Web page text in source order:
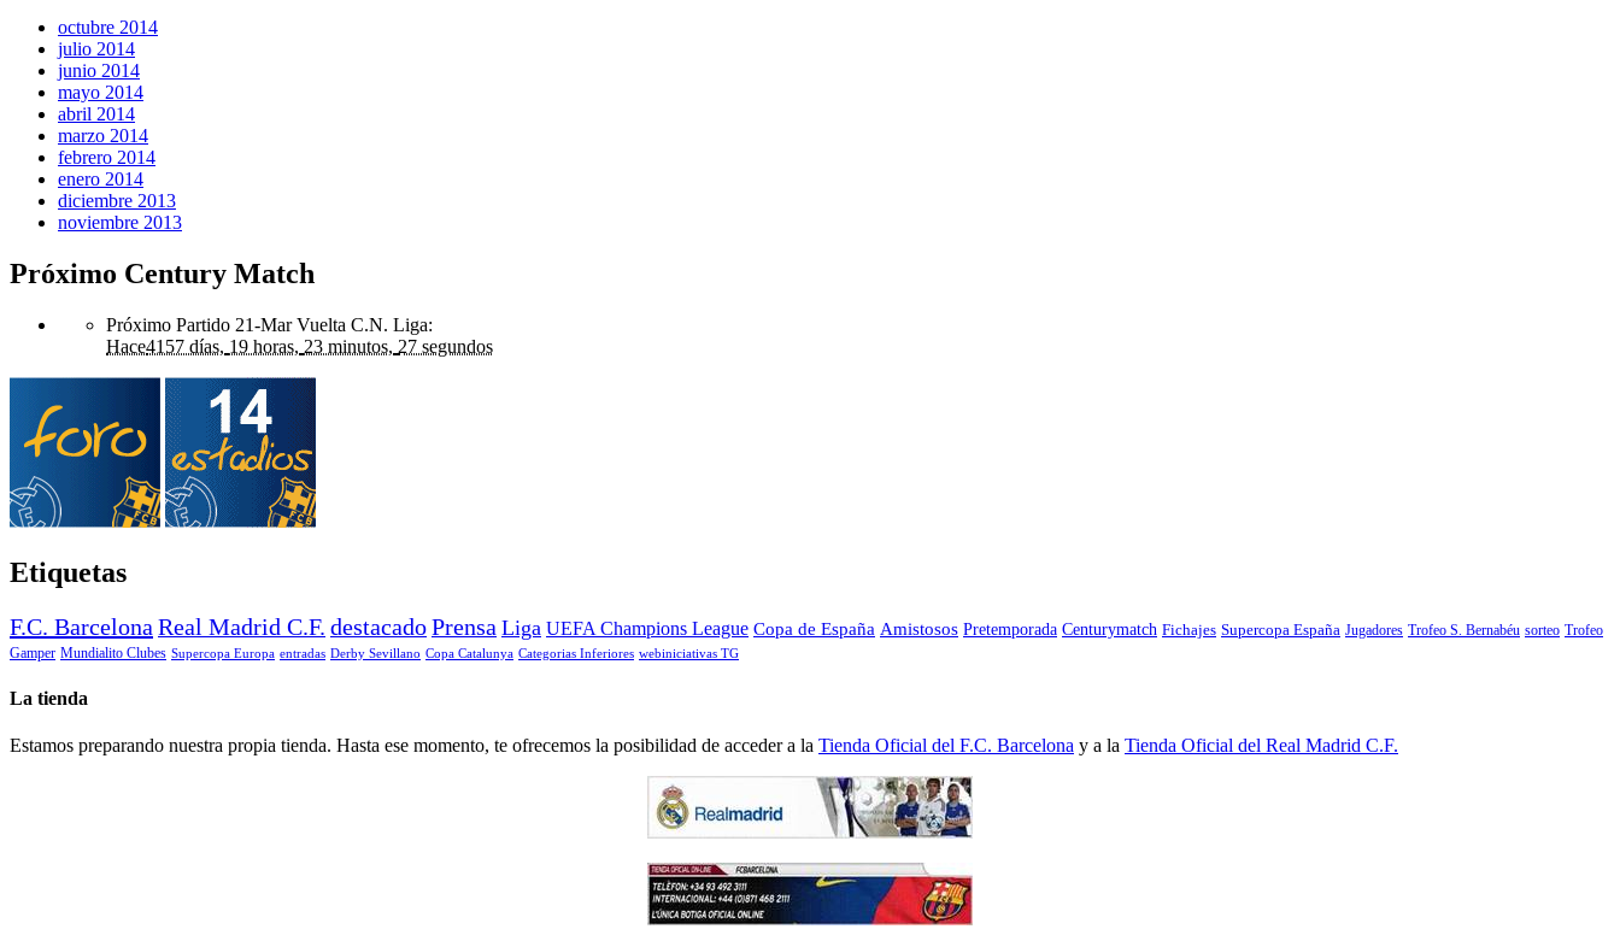
octubre 2014
julio 2014
junio 2014
mayo 2014
abril 2014
marzo 2014
febrero 2014
enero 2014
diciembre 2013
noviembre 2013
Próximo Century Match
Próximo Partido 21-Mar Vuelta C.N. Liga:
Hace4157 días, 19 horas, 23 minutos, 27 segundos
Etiquetas
F.C. Barcelona Real Madrid C.F. destacadoPrensa Liga UEFA Champions League Copa de España Amistosos Pretemporada Centurymatch Fichajes Supercopa España Jugadores Trofeo S. Bernabéu sorteo Trofeo
Gamper Mundialito Clubes Supercopa Europa entradas Derby Sevillano Copa Catalunya Categorias Inferiores webiniciativas TG
La tienda
Estamos preparando nuestra propia tienda. Hasta ese momento, te ofrecemos la posibilidad de acceder a la Tienda Oficial del F.C. Barcelona y a la Tienda Oficial del Real Madrid C.F.